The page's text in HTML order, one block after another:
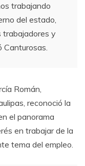
trabajando
del estado,
trabajadores y
Canturosas.
Román,
reconoció la
el panorama
en trabajar de la
tema del empleo.